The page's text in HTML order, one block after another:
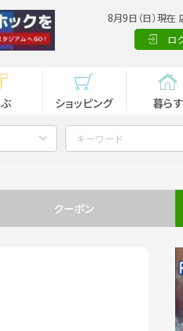
8月9日（日）現
ロ
ショッピング 暮らす
クーポン